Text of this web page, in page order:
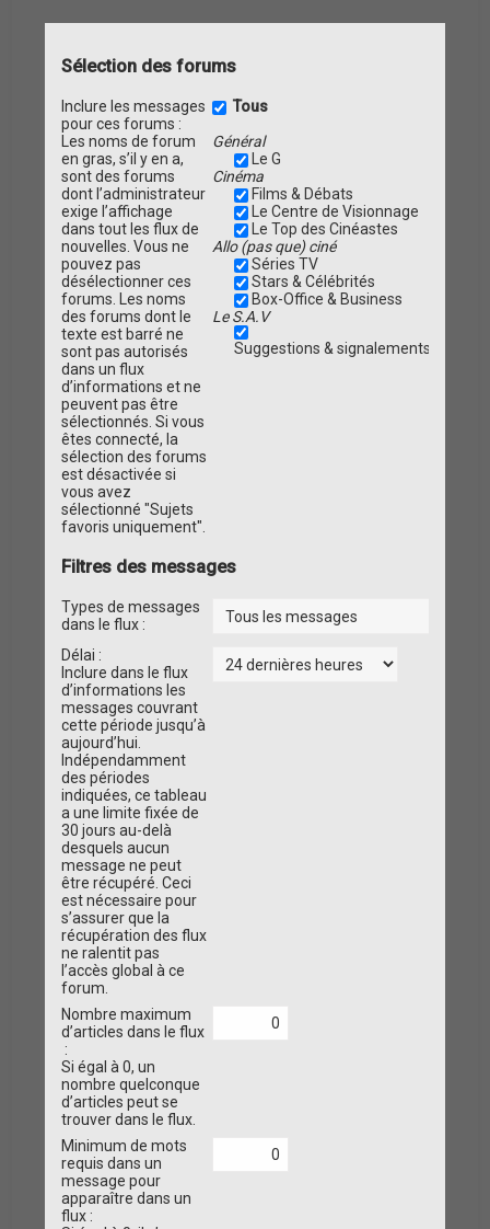
Sélection des forums
Inclure les messages
pour ces forums :
Les noms de forum
en gras, s’il y en a,
sont des forums
dont l’administrateur
exige l’affichage
dans tout les flux de
nouvelles. Vous ne
pouvez pas
désélectionner ces
forums. Les noms
des forums dont le
texte est barré ne
sont pas autorisés
dans un flux
d’informations et ne
peuvent pas être
sélectionnés. Si vous
êtes connecté, la
sélection des forums
est désactivée si
vous avez
sélectionné "Sujets
favoris uniquement".
Tous
Général
Le G
Cinéma
Films & Débats
Le Centre de Visionnage
Le Top des Cinéastes
Allo (pas que) ciné
Séries TV
Stars & Célébrités
Box-Office & Business
Le S.A.V
Suggestions & signalements de
Filtres des messages
Types de messages
dans le flux :
Délai :
Inclure dans le flux
d’informations les
messages couvrant
cette période jusqu’à
aujourd’hui.
Indépendamment
des périodes
indiquées, ce tableau
a une limite fixée de
30 jours au-delà
desquels aucun
message ne peut
être récupéré. Ceci
est nécessaire pour
s’assurer que la
récupération des flux
ne ralentit pas
l’accès global à ce
forum.
Nombre maximum
d’articles dans le flux
:
Si égal à 0, un
nombre quelconque
d’articles peut se
trouver dans le flux.
Minimum de mots
requis dans un
message pour
apparaître dans un
flux :